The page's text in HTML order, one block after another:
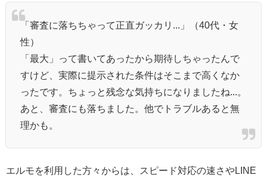
「審査に落ちちゃって正直ガッカリ...」（40代・女
性）
「最大」って書いてあったから期待しちゃったんで
すけど、実際に提示された条件はそこまで高くなか
ったです。ちょっと残念な気持ちになりましたね...。
あと、審査にも落ちました。他でトラブルあると無
理かも。
エルモを利用した方々からは、スピード対応の速さやLINE